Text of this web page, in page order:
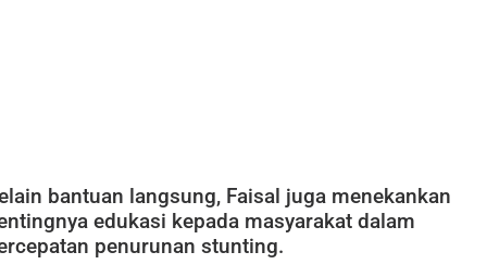
bantuan langsung, Faisal juga menekankan
edukasi kepada masyarakat dalam
penurunan stunting.